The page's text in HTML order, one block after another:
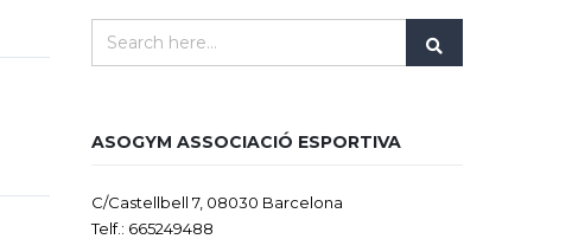
ASOGYM ASSOCIACIÓ ESPORTIVA
C/Castellbell 7, 08030 Barcelona
Telf.: 665249488